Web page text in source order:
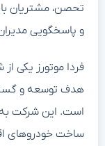
تحصن، مشتریان با
و پاسخگویی
فردا موتورز یکی
هدف توسعه و
است. این شرکت
ساخت خودروهای